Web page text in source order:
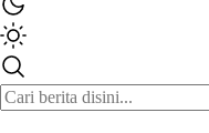
Inisiatif.co
Stay Connected Stay Informed